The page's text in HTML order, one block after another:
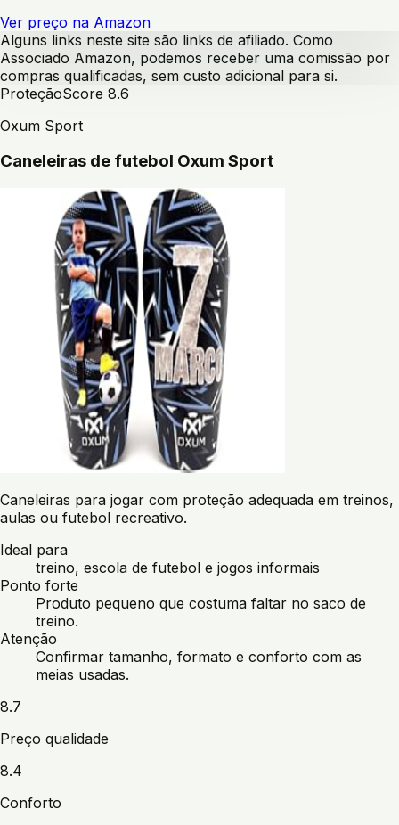
Ver preço na Amazon
Alguns links neste site são links de afiliado. Como
Associado Amazon, podemos receber uma comissão por
compras qualificadas, sem custo adicional para si.
ProteçãoScore 8.6
Oxum Sport
Caneleiras de futebol Oxum Sport
Caneleiras para jogar com proteção adequada em treinos,
aulas ou futebol recreativo.
Ideal para
treino, escola de futebol e jogos informais
Ponto forte
Produto pequeno que costuma faltar no saco de
treino.
Atenção
Confirmar tamanho, formato e conforto com as
meias usadas.
8.7
Preço qualidade
8.4
Conforto